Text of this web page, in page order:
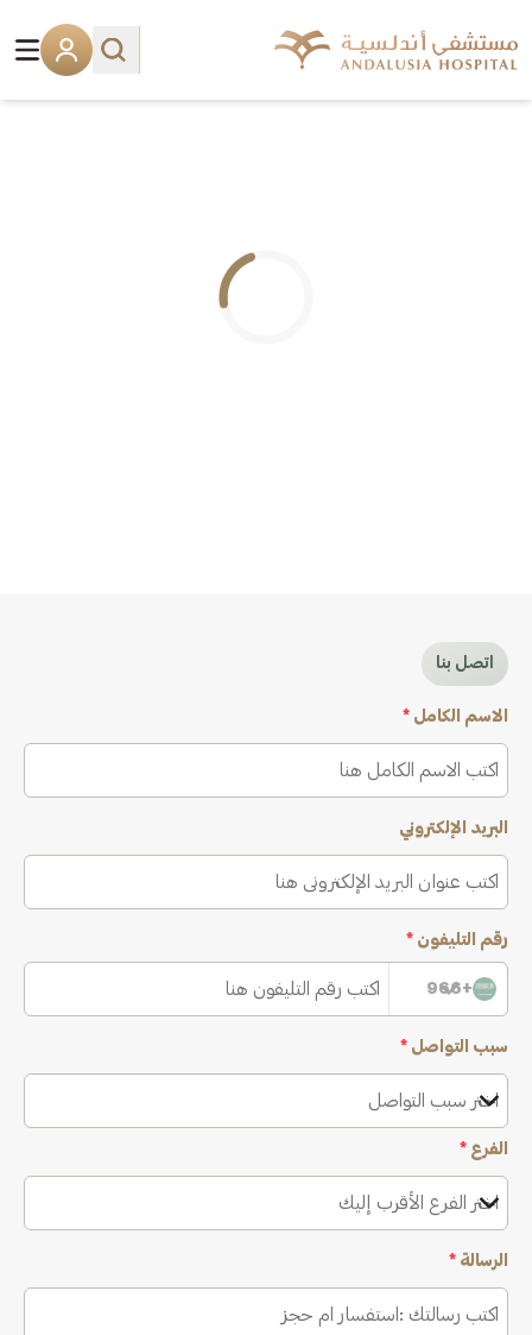
اتصل بنا
الاسم الكامل *
البريد الإلكتروني
رقم التليفون *
+966
سبب التواصل *
اختر سبب التواصل
الفرع *
اختر الفرع الأقرب إليك
الرسالة *